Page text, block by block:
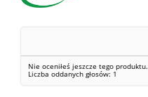
Nie oceniłeś jeszcze tego produktu.
Liczba oddanych głosów: 1